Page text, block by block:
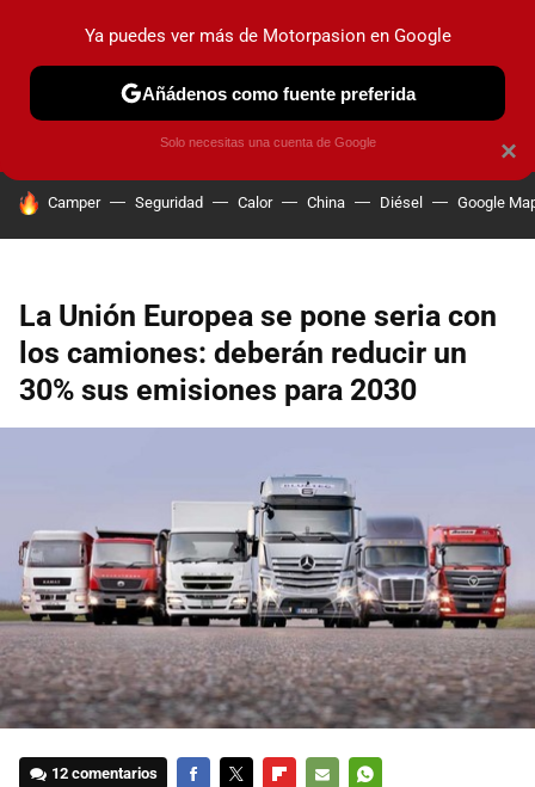
PRUEBAS COCHES ELÉCTRICOS OBSERVATORIO
HOY SE HABLA DE
Camper Seguridad Calor China Diésel Google
La Unión Europea se pone seria con
los camiones: deberán reducir un
30% sus emisiones para 2030
12 comentarios
×
Ya puedes ver más de Motorpasion en Google
Añádenos como fuente preferida
Solo necesitas una cuenta de Google